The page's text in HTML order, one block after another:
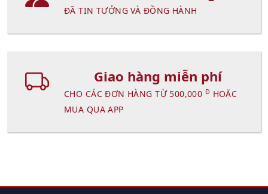
ĐÃ TIN TƯỞNG VÀ ĐỒNG HÀNH
Giao hàng miễn phí
CHO CÁC ĐƠN HÀNG TỪ 500,000 Đ HOẶC
MUA QUA APP